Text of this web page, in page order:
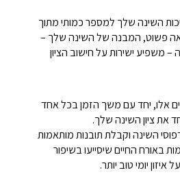
השינה שלך למספר כמותי מתוך
פשוט, המבנה של השינה שלך –
משפיע ישירות על חישוב הציון
אלו, יחד עם משך הזמן בכל אחד
את ציון השינה שלך.
השינה וקבלת תובנות מותאמות
באורח החיים שיסייעו בשיפור
יומי טוב יותר.